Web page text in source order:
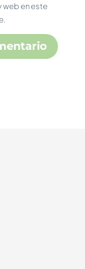
web en este